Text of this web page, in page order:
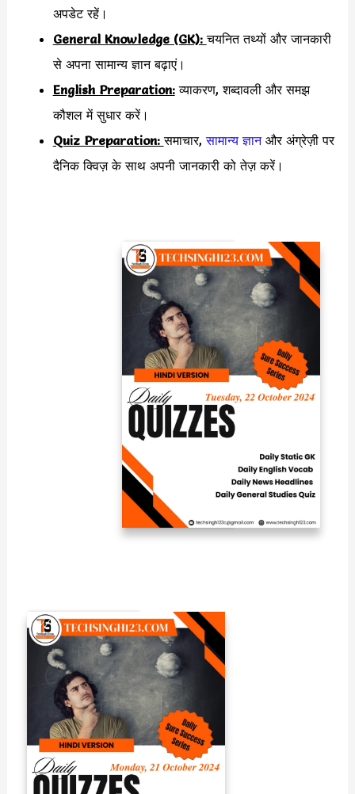
अपडेट रहें।
General Knowledge (GK):चयनित तथ्यों और जानकारी
से अपना सामान्य ज्ञान बढ़ाएं।
English Preparation: व्याकरण, शब्दावली और समझ
कौशल में सुधार करें।
Quiz Preparation:समाचार,सामान्य ज्ञानऔर अंग्रेज़ी पर
दैनिक क्विज़ के साथ अपनी जानकारी को तेज़ करें।